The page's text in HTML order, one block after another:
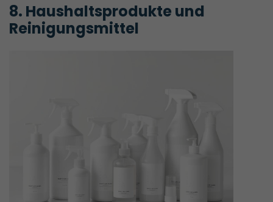
8. Haushaltsprodukte und
Reinigungsmittel